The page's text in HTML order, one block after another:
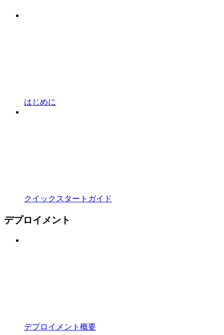
はじめに
クイックスタートガイド
デプロイメント
デプロイメント概要